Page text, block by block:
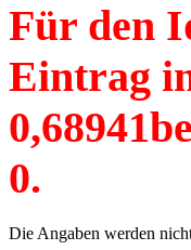
Für den
Eintrag
0.
Die Angaben werden